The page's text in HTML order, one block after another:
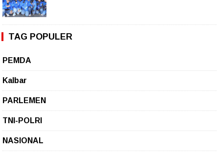
TAG POPULER
PEMDA
Kalbar
PARLEMEN
TNI-POLRI
NASIONAL